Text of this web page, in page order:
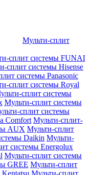
Мульти-сплит
сплит системы FUNAI
сплит системы Hisense
системы Panasonic
сплит системы Royal
сплит системы
Мульти-сплит системы
сплит системы
Comfort Мульти-сплит-
AUX Мульти-сплит
Daikin Мульти-
системы Energolux
Мульти-сплит системы
GREE Мульти-сплит
Мульти-сплит